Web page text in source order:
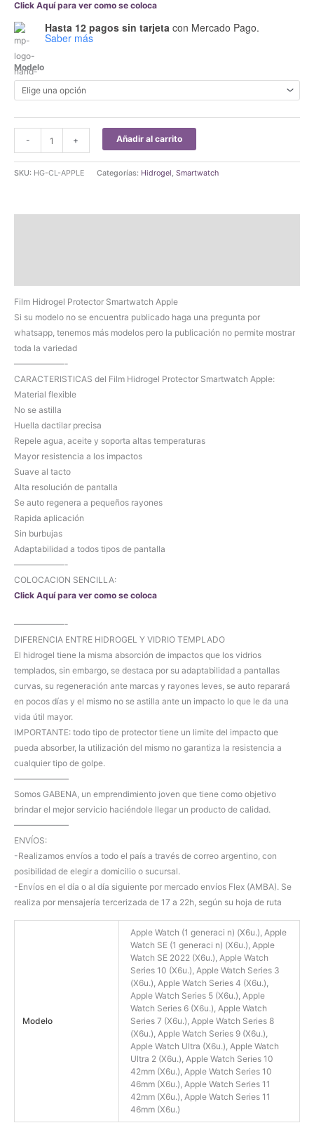
Click Aquí para ver como se coloca
Hasta 12 pagos sin tarjeta con Mercado Pago.
Saber más
Modelo
-
Hidrogel
Protector
cantidad
+ Añadir al carrito
SKU: HG-CL-APPLE Categorías: Hidrogel, Smartwatch
Film Hidrogel Protector Smartwatch Apple
Si su modelo no se encuentra publicado haga una pregunta por
whatsapp, tenemos más modelos pero la publicación no permite mostrar
toda la variedad
——————-
CARACTERISTICAS del Film Hidrogel Protector Smartwatch Apple:
Material flexible
No se astilla
Huella dactilar precisa
Repele agua, aceite y soporta altas temperaturas
Mayor resistencia a los impactos
Suave al tacto
Alta resolución de pantalla
Se auto regenera a pequeños rayones
Rapida aplicación
Sin burbujas
Adaptabilidad a todos tipos de pantalla
——————-
COLOCACION SENCILLA:
Click Aquí para ver como se coloca
——————-
DIFERENCIA ENTRE HIDROGEL Y VIDRIO TEMPLADO
El hidrogel tiene la misma absorción de impactos que los vidrios
templados, sin embargo, se destaca por su adaptabilidad a pantallas
curvas, su regeneración ante marcas y rayones leves, se auto reparará
en pocos días y el mismo no se astilla ante un impacto lo que le da una
vida útil mayor.
IMPORTANTE: todo tipo de protector tiene un limite del impacto que
pueda absorber, la utilización del mismo no garantiza la resistencia a
cualquier tipo de golpe.
——————–
Somos GABENA, un emprendimiento joven que tiene como objetivo
brindar el mejor servicio haciéndole llegar un producto de calidad.
——————–
ENVÍOS:
-Realizamos envíos a todo el país a través de correo argentino, con
posibilidad de elegir a domicilio o sucursal.
-Envíos en el día o al día siguiente por mercado envíos Flex (AMBA). Se
realiza por mensajería tercerizada de 17 a 22h, según su hoja de ruta
Modelo
Apple Watch (1 generaci n) (X6u.), Apple
Watch SE (1 generaci n) (X6u.), Apple
Watch SE 2022 (X6u.), Apple Watch
Series 10 (X6u.), Apple Watch Series 3
(X6u.), Apple Watch Series 4 (X6u.),
Apple Watch Series 5 (X6u.), Apple
Watch Series 6 (X6u.), Apple Watch
Series 7 (X6u.), Apple Watch Series 8
(X6u.), Apple Watch Series 9 (X6u.),
Apple Watch Ultra (X6u.), Apple Watch
Ultra 2 (X6u.), Apple Watch Series 10
42mm (X6u.), Apple Watch Series 10
46mm (X6u.), Apple Watch Series 11
42mm (X6u.), Apple Watch Series 11
46mm (X6u.)